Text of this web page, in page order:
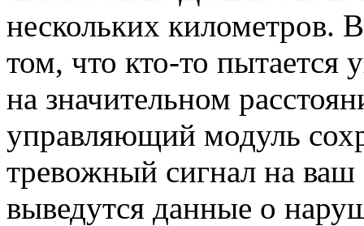
нескольких километров.
том, что кто-то пытается
на значительном
управляющий модуль
тревожный сигнал на ваш
выведутся данные о